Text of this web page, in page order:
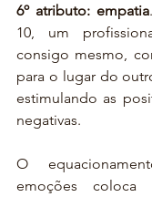
6º atributo: empatia
10, um
consigo mesmo,
para o lugar do
estimulando as
negativas.
O
emoções